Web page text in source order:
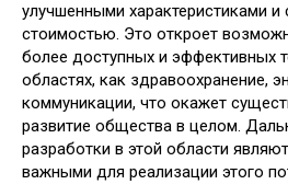
улучшенными характеристиками и
стоимостью. Это откроет
более доступных и эффективных
областях, как здравоохранение,
коммуникации, что окажет
развитие общества в целом.
разработки в этой области
важными для реализации этого